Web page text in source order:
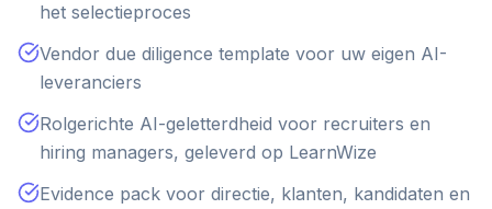
het selectieproces
Vendor due diligence template voor uw eigen AI-
leveranciers
Rolgerichte AI-geletterdheid voor recruiters en
hiring managers, geleverd op LearnWize
Evidence pack voor directie, klanten, kandidaten en